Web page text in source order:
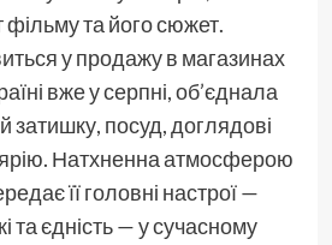
фільму та його сюжет.
у продажу в магазинах
вже у серпні, об’єднала
затишку, посуд, доглядові
Натхненна атмосферою
її головні настрої —
та єдність — у сучасному